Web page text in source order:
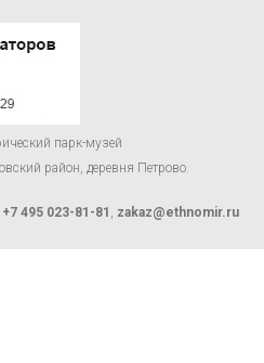
парк-музей
район, деревня Петрово.
+7 495 023-81-81 zakaz@ethnomir.ru